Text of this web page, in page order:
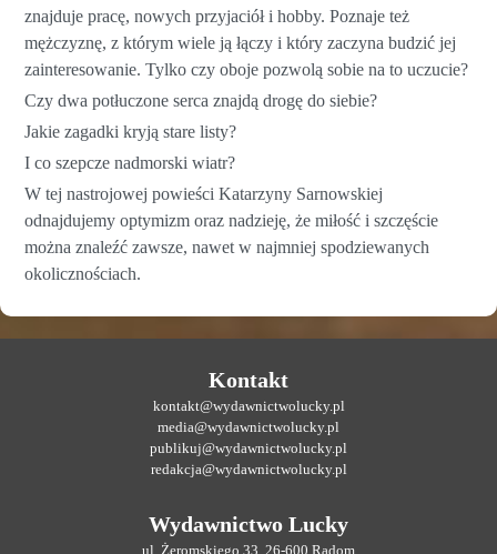
znajduje pracę, nowych przyjaciół i hobby. Poznaje też
mężczyznę, z którym wiele ją łączy i który zaczyna budzić jej
zainteresowanie. Tylko czy oboje pozwolą sobie na to uczucie?
Czy dwa potłuczone serca znajdą drogę do siebie?
Jakie zagadki kryją stare listy?
I co szepcze nadmorski wiatr?
W tej nastrojowej powieści Katarzyny Sarnowskiej
odnajdujemy optymizm oraz nadzieję, że miłość i szczęście
można znaleźć zawsze, nawet w najmniej spodziewanych
okolicznościach.
Kontakt
kontakt@wydawnictwolucky.pl
media@wydawnictwolucky.pl
publikuj@wydawnictwolucky.pl
redakcja@wydawnictwolucky.pl
Wydawnictwo Lucky
ul. Żeromskiego 33, 26-600 Radom